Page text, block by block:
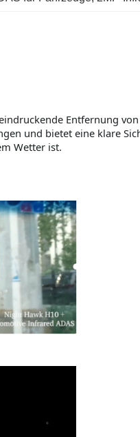
Entfernung
und bietet eine klare
Wetter ist.